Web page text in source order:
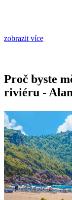
zobrazit více
Proč byste
riviéru -